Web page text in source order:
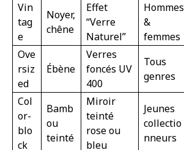
Vin
tag
e
Noyer,
chêne
Effet
“Verre
Naturel”
Hommes
&
femmes
Ove
rsiz
ed
Ébène
Verres
foncés UV
400
Tous
genres
Col
or-
blo
ck
Bamb
ou
teinté
Miroir
teinté
rose ou
bleu
Jeunes
collectio
nneurs